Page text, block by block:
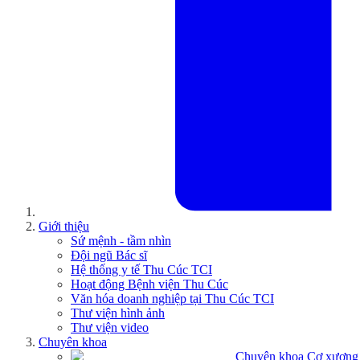
Giới thiệu
Sứ mệnh - tầm nhìn
Đội ngũ Bác sĩ
Hệ thống y tế Thu Cúc TCI
Hoạt động Bệnh viện Thu Cúc
Văn hóa doanh nghiệp tại Thu Cúc TCI
Thư viện hình ảnh
Thư viện video
Chuyên khoa
Chuyên khoa Cơ